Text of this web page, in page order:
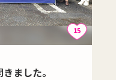
15
ました。